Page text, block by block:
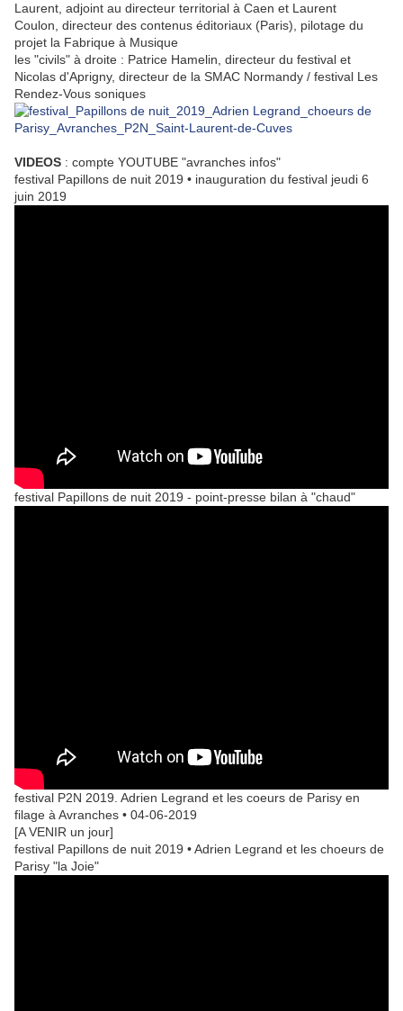
Laurent, adjoint au directeur territorial à Caen et Laurent
Coulon, directeur des contenus éditoriaux (Paris), pilotage du
projet la Fabrique à Musique
les "civils" à droite : Patrice Hamelin, directeur du festival et
Nicolas d'Aprigny, directeur de la SMAC Normandy / festival Les
Rendez-Vous soniques
VIDEOS : compte YOUTUBE "avranches infos"
festival Papillons de nuit 2019 • inauguration du festival jeudi 6
juin 2019
festival Papillons de nuit 2019 - point-presse bilan à "chaud"
festival P2N 2019. Adrien Legrand et les coeurs de Parisy en
filage à Avranches • 04-06-2019
[A VENIR un jour]
festival Papillons de nuit 2019 • Adrien Legrand et les choeurs de
Parisy "la Joie"